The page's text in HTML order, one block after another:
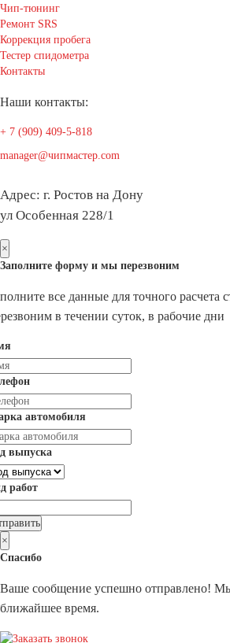
Чип-тюнинг
Ремонт SRS
Коррекция пробега
Тестер спидометра
Контакты
Наши контакты:
+ 7 (909) 409-5-818
manager@чипмастер.com
Адрес: г. Ростов на Дону
ул Особенная 228/1
×
Заполните форму и мы перезвоним
все данные для точного расчета
в течении суток, в рабочие дни
автомобиля
выпуска
работ
×
Спасибо
Ваше сообщение успешно отправлено!
ближайшее время.